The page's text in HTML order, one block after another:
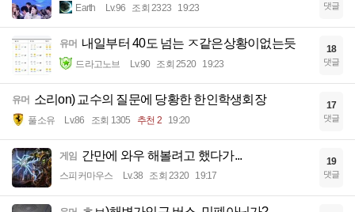
Earth Lv.96 조회 2323 19:23 댓글
유머 내일부터 40도 넘는 ㅈ같은상황이없는듯
드라고노브 Lv.90 조회 2520 19:23
18
댓글
유머 소리on) 교수의 질문에 당황한 한인학생회장
풀소유 Lv.86 조회 1305 추천 2 19:20
17
댓글
게임 간만에 와우 해볼려고 했다가...
스피커마우스 Lv.38 조회 2320 19:17
19
댓글